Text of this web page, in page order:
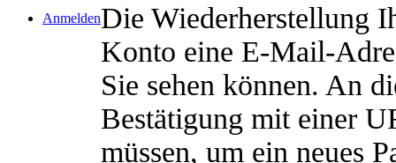
AnmeldenDie Wiederherstellung
Konto eine E-Mail-
Sie sehen können. An
Bestätigung mit einer
müssen, um ein neues